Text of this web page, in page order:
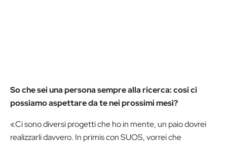
So che sei una persona sempre alla ricerca: cosi ci
possiamo aspettare da te nei prossimi mesi?
«Ci sono diversi progetti che ho in mente, un paio dovrei
realizzarli davvero. In primis con SUOS, vorrei che